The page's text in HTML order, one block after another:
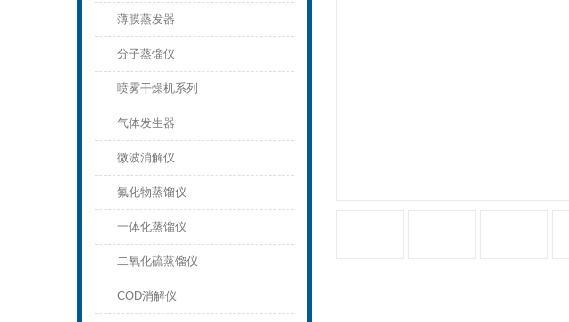
薄膜蒸发器
分子蒸馏仪
喷雾干燥机系列
气体发生器
微波消解仪
氟化物蒸馏仪
一体化蒸馏仪
二氧化硫蒸馏仪
COD消解仪